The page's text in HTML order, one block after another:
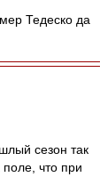
Тедеско да
сезон так
что при